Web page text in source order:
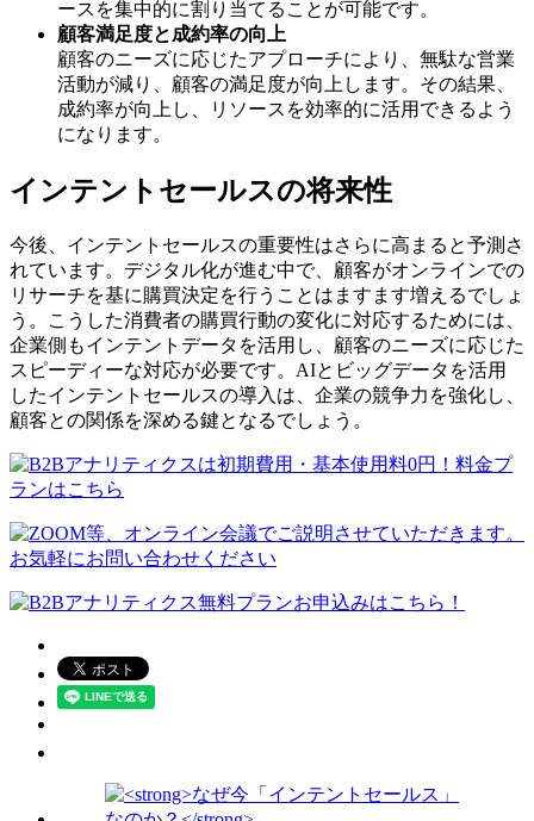
ースを集中的に割り当てることが可能です。
顧客満足度と成約率の向上
顧客のニーズに応じたアプローチにより、無駄な営業
活動が減り、顧客の満足度が向上します。その結果、
成約率が向上し、リソースを効率的に活用できるよう
になります。
インテントセールスの将来性
今後、インテントセールスの重要性はさらに高まると予測さ
れています。デジタル化が進む中で、顧客がオンラインでの
リサーチを基に購買決定を行うことはますます増えるでしょ
う。こうした消費者の購買行動の変化に対応するためには、
企業側もインテントデータを活用し、顧客のニーズに応じた
スピーディーな対応が必要です。AIとビッグデータを活用
したインテントセールスの導入は、企業の競争力を強化し、
顧客との関係を深める鍵となるでしょう。